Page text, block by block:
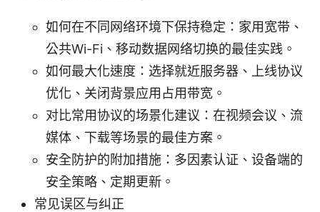
如何在不同网络环境下保持稳定：家用宽带、
公共Wi-Fi、移动数据网络切换的最佳实践。
如何最大化速度：选择就近服务器、上线协议
优化、关闭背景应用占用带宽。
对比常用协议的场景化建议：在视频会议、流
媒体、下载等场景的最佳方案。
安全防护的附加措施：多因素认证、设备端的
安全策略、定期更新。
常见误区与纠正